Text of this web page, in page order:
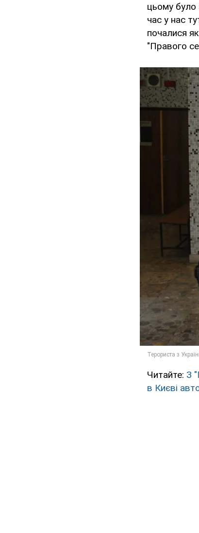
цьому було
час у нас
почалися
"Правого
Читайте: З
в Києві